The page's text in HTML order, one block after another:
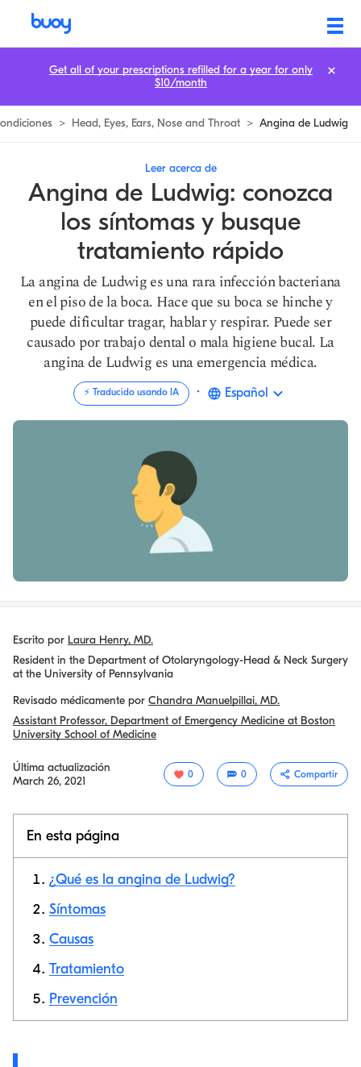
> Head, Eyes, Ears, Nose and Throat > Angina de Ludwig
Leer acerca de
Angina de Ludwig: conozca
los síntomas y busque
tratamiento rápido
La angina de Ludwig es una rara infección bacteriana
en el piso de la boca. Hace que su boca se hinche y
puede dificultar tragar, hablar y respirar. Puede ser
causado por trabajo dental o mala higiene bucal. La
angina de Ludwig es una emergencia médica.
⚡️ Traducido usando IA · Español
Escrito por Laura Henry, MD.
Resident in the Department of Otolaryngology-Head & Neck Surgery
at the University of Pennsylvania
Revisado médicamente por Chandra Manuelpillai, MD.
Assistant Professor, Department of Emergency Medicine at Boston
University School of Medicine
Última actualización
March 26, 2021
0 0 Compartir
En esta página
¿Qué es la angina de Ludwig?
Síntomas
Causas
Tratamiento
Prevención
Get all of your prescriptions refilled for a year for only
$10/month